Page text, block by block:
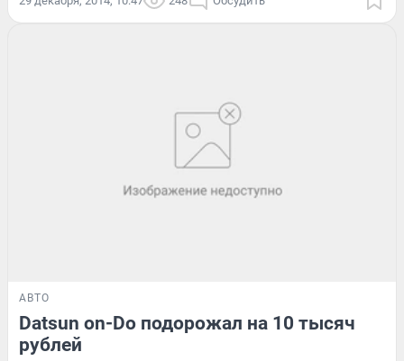
АВТО
Datsun on-Do подорожал на 10 тысяч
рублей